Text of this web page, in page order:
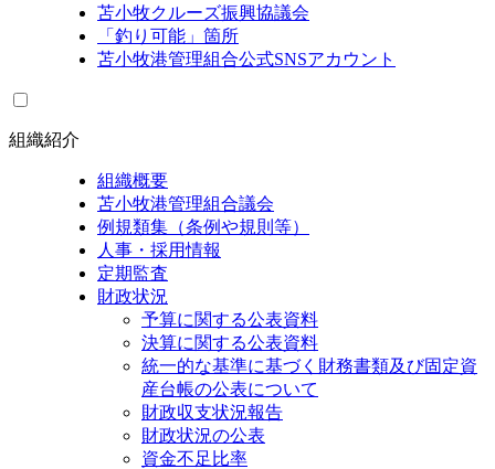
苫小牧クルーズ振興協議会
「釣り可能」箇所
苫小牧港管理組合公式SNSアカウント
組織紹介
組織概要
苫小牧港管理組合議会
例規類集（条例や規則等）
人事・採用情報
定期監査
財政状況
予算に関する公表資料
決算に関する公表資料
統一的な基準に基づく財務書類及び固定資
産台帳の公表について
財政収支状況報告
財政状況の公表
資金不足比率